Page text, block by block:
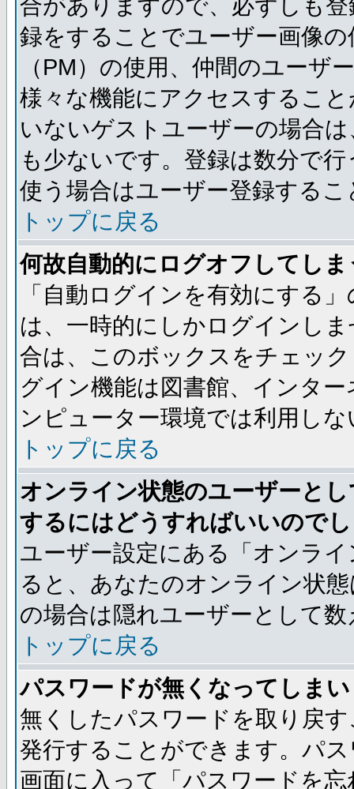
合がありますので、必ずしも
録をすることでユーザー画像
（PM）の使用、仲間のユーザ
様々な機能にアクセスするこ
いないゲストユーザーの場合
も少ないです。登録は数分で
使う場合はユーザー登録する
トップに戻る
何故自動的にログオフしてし
「自動ログインを有効にする
は、一時的にしかログインし
合は、このボックスをチェッ
グイン機能は図書館、インタ
ンピューター環境では利用し
トップに戻る
オンライン状態のユーザーと
するにはどうすればいいので
ユーザー設定にある「オンラ
ると、あなたのオンライン状
の場合は隠れユーザーとして
トップに戻る
パスワードが無くなってしま
無くしたパスワードを取り戻
発行することができます。パ
画面に入って「パスワードを